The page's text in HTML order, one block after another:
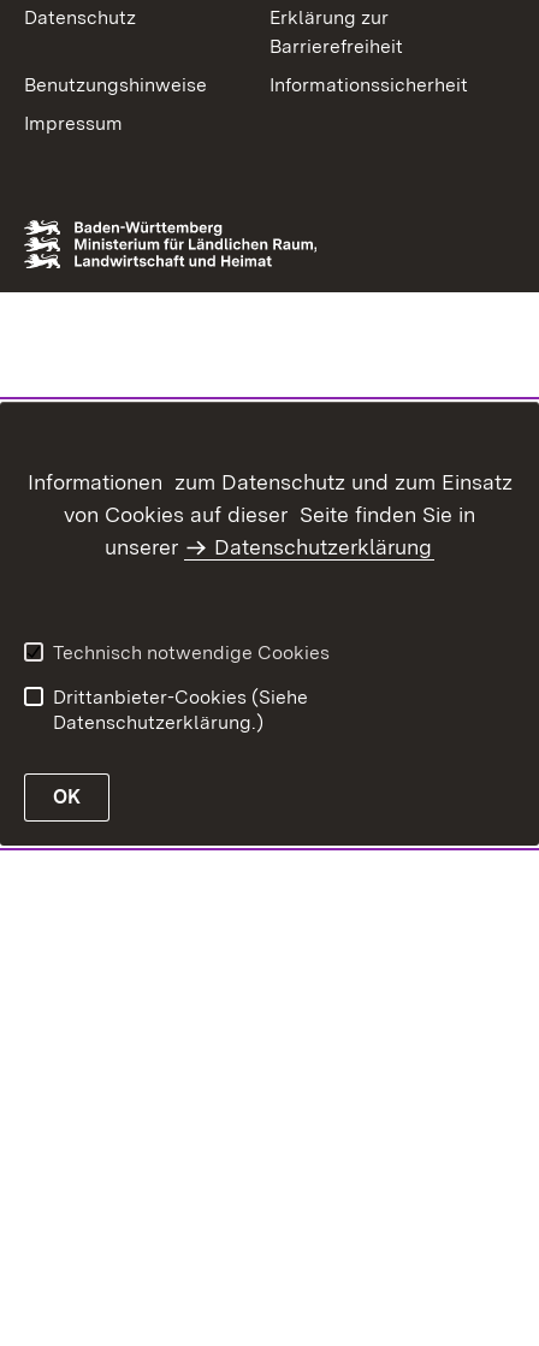
Datenschutz
Erklärung zur
Barrierefreiheit
Benutzungshinweise
Informationssicherheit
Impressum
Informationen zum Datenschutz und zum Einsatz
von Cookies auf dieser Seite finden Sie in
unserer
Datenschutzerklärung
Technisch notwendige Cookies
Drittanbieter-Cookies (Siehe
Datenschutzerklärung.)
OK